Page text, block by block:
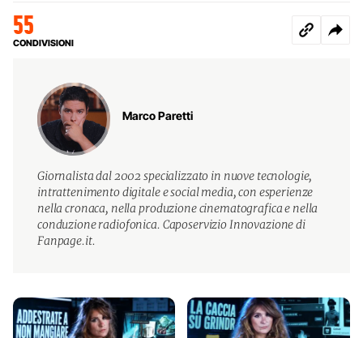
55
CONDIVISIONI
Marco Paretti
Giornalista dal 2002 specializzato in nuove tecnologie,
intrattenimento digitale e social media, con esperienze
nella cronaca, nella produzione cinematografica e nella
conduzione radiofonica. Caposervizio Innovazione di
Fanpage.it.